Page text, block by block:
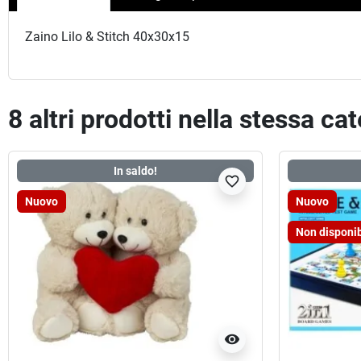
Zaino Lilo & Stitch 40x30x15
8 altri prodotti nella stessa
In saldo!
Nuovo
visibility
favorite_border
Nuovo
Non